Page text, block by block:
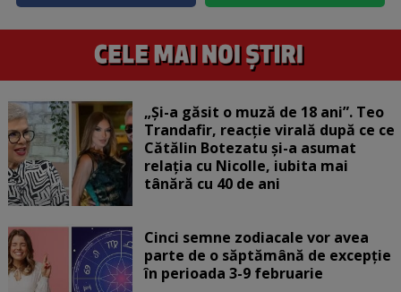
„Și-a găsit o muză de 18 ani”. Teo
Trandafir, reacție virală după ce ce
Cătălin Botezatu și-a asumat
relația cu Nicolle, iubita mai
tânără cu 40 de ani
Cinci semne zodiacale vor avea
parte de o săptămână de excepție
în perioada 3-9 februarie